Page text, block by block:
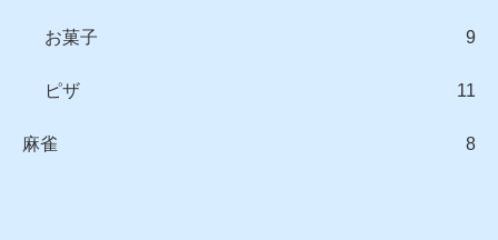
お菓子 9
ピザ 11
麻雀 8